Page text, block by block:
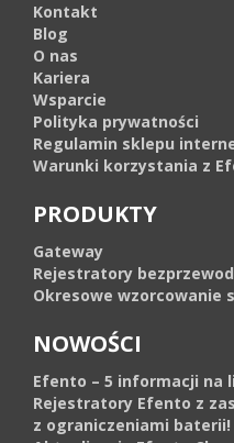
Kontakt
Blog
O nas
Kariera
Wsparcie
Polityka prywatności
Regulamin sklepu
Warunki korzystania z
PRODUKTY
Gateway
Rejestratory
Okresowe wzorcowanie
NOWOŚCI
Efento – 5 informacji na
Rejestratory Efento z
z ograniczeniami baterii!